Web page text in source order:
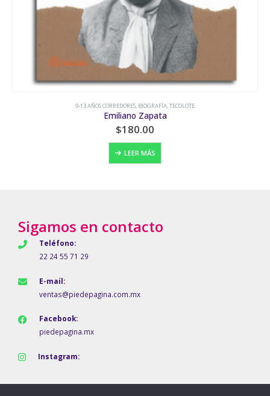
9-13 AÑOS CORREDORES,EL NARANJO,MISTERIO E INTRIGA,NOVELA
Los mil años de Pepe Corcueña
$150.00
AÑADIR AL CARRITO
Sigamos en contacto
Teléfono:
22 24 55 71 29
E-mail:
ventas@piedepagina.com.mx
Facebook:
piedepagina.mx
Instagram: